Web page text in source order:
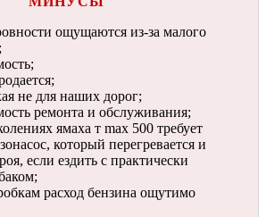
ощущаются из-за малого
не для наших дорог;
ремонта и обслуживания;
ямаха т max 500 требует
который перегревается и
если ездить с практически
расход бензина ощутимо